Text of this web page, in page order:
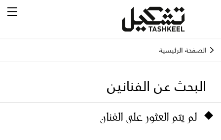
الصفحة الرئيسية
البحث عن الفنانين
لم يتم العثور على الفنان